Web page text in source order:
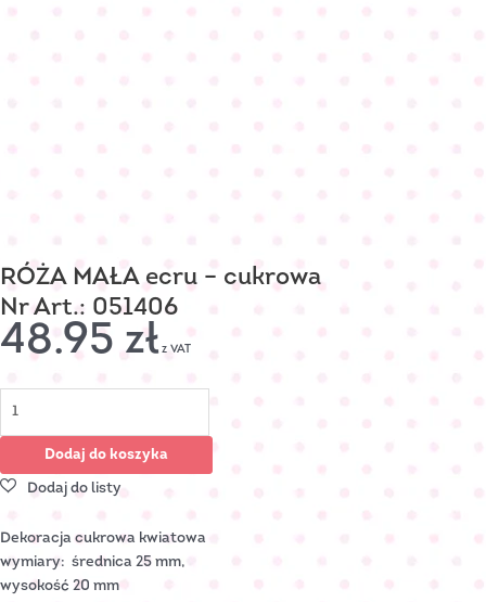
RÓŻA MAŁA ecru – cukrowa
Nr Art.: 051406
48.95 zł z VAT
Dodaj do koszyka
Dekoracja cukrowa kwiatowa
wymiary: średnica 25 mm,
wysokość 20 mm